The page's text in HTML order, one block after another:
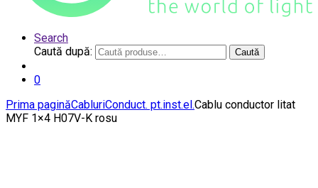
Search
Caută după:
Caută
0
Prima paginăCabluriConduct. pt.inst.el.Cablu conductor litat
MYF 1×4 H07V-K rosu